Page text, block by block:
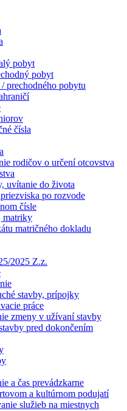
pobyt
pobyt
prechodného pobytu
čísla
rodičov o určení otcovstva
uvítanie do života
po rozvode
čísle
matriky
matričného dokladu
2025 Z.z.
stavby, prípojky
práce
zmeny v užívaní stavby
pred dokončením
a čas prevádzkarne
a kultúrnom podujatí
služieb na miestnych